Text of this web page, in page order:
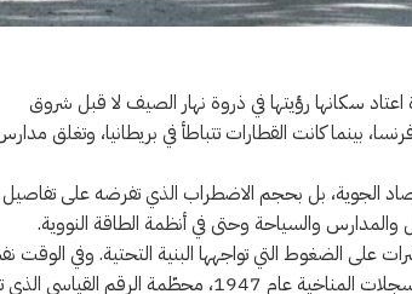
تسجل قرابة 30 درجة مئوية، وهي حرارة اعتاد سكانها رؤيتها في ذروة نهار الصيف لا قبل شروق
بينما كانت القطارات تتباطأ في بريطانيا، وتغلق
الجوية، بل بحجم الاضطراب الذي تفرضه على تفاصيل
والمدارس والسياحة وحتى في أنظمة الطاقة النووية.
كأحد أوضح المؤشرات على الضغوط التي تواجهها البنية التحتية. وفي
كانت هيئة الأرصاد الفرنسية تعلن أن البلاد سجلت اليوم الأربعاء أكثر الأيام حرارة منذ بدء السجلات المناخية عام 1947، محطّمة الرقم